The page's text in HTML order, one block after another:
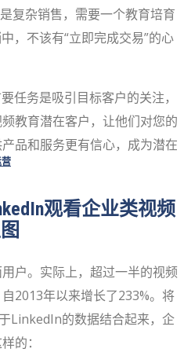
营
复杂销售，需要一个教育培育
，不该有“立即完成交易”的心
任务是吸引目标客户的关注，
教育潜在客户，让他们对您的
品和服务更有信心，成为潜在
观看企业类视频
户。实际上，超过一半的视频
2013年以来增长了233%。将
LinkedIn的数据结合起来，企
的：